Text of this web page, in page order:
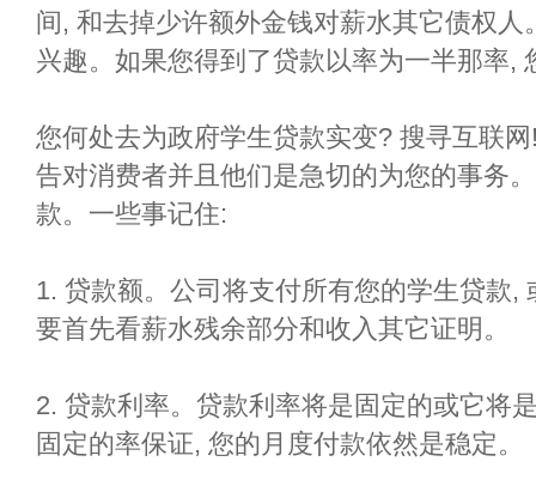
间, 和去掉少许额外金钱对薪水其它债权
兴趣。如果您得到了贷款以率为一半那率,
您何处去为政府学生贷款实变? 搜寻互联
告对消费者并且他们是急切的为您的事务
款。一些事记住:
1. 贷款额。公司将支付所有您的学生贷款,
要首先看薪水残余部分和收入其它证明。
2. 贷款利率。贷款利率将是固定的或它将
固定的率保证, 您的月度付款依然是稳定。